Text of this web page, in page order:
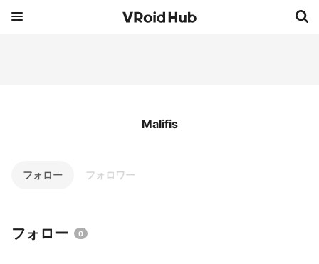
Malifis
フォロー フォロワー
フォロー 0